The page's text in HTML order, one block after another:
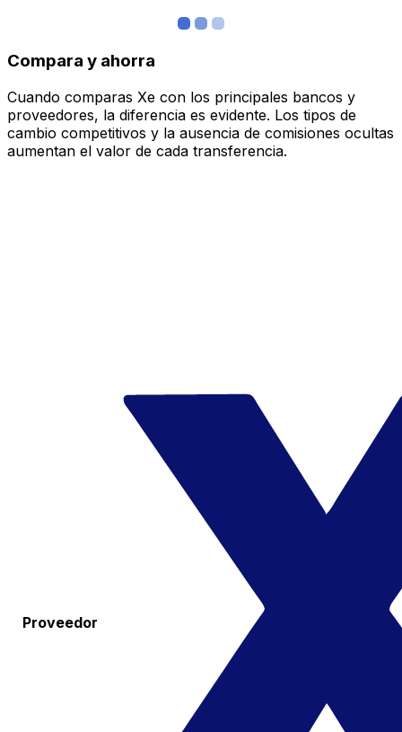
Compara y ahorra
Cuando comparas Xe con los principales bancos y
proveedores, la diferencia es evidente. Los tipos de
cambio competitivos y la ausencia de comisiones ocultas
aumentan el valor de cada transferencia.
Proveedor